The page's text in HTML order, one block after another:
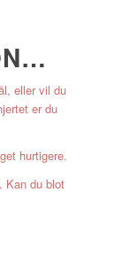
…
eller vil du
er du
hurtigere.
Kan du blot